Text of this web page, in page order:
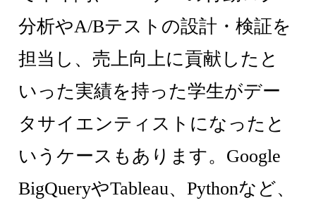
分析やA/Bテストの設計・検証を
担当し、売上向上に貢献したと
いった実績を持った学生がデー
タサイエンティストになったと
いうケースもあります。Google
BigQueryやTableau、Pythonなど、